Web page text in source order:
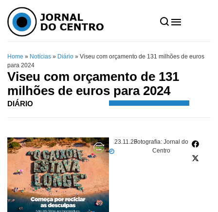
Home » Notícias » Diário » Viseu com orçamento de 131 milhões de euros
para 2024
Viseu com orçamento de 131
milhões de euros para 2024
DIÁRIO
23.11.23Fotografia: Jornal do
Centro